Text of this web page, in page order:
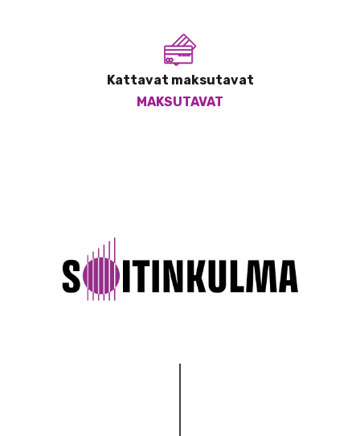
Kattavat maksutavat
MAKSUTAVAT